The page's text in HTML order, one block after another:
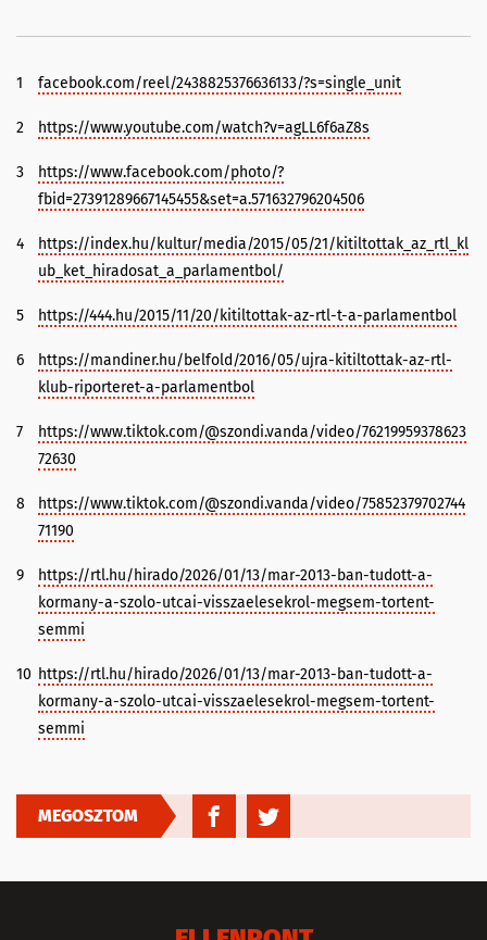
1 facebook.com/reel/2438825376636133/?s=single_unit
2 https://www.youtube.com/watch?v=agLL6f6aZ8s
3
https://www.facebook.com/photo/?
fbid=27391289667145455&set=a.571632796204506
4
https://index.hu/kultur/media/2015/05/21/kitiltottak_az_rtl_kl
ub_ket_hiradosat_a_parlamentbol/
5 https://444.hu/2015/11/20/kitiltottak-az-rtl-t-a-parlamentbol
6
https://mandiner.hu/belfold/2016/05/ujra-kitiltottak-az-rtl-
klub-riporteret-a-parlamentbol
7
https://www.tiktok.com/@szondi.vanda/video/76219959378623
72630
8
https://www.tiktok.com/@szondi.vanda/video/75852379702744
71190
9
https://rtl.hu/hirado/2026/01/13/mar-2013-ban-tudott-a-
kormany-a-szolo-utcai-visszaelesekrol-megsem-tortent-
semmi
10 https://rtl.hu/hirado/2026/01/13/mar-2013-ban-tudott-a-
kormany-a-szolo-utcai-visszaelesekrol-megsem-tortent-
semmi
MEGOSZTOM